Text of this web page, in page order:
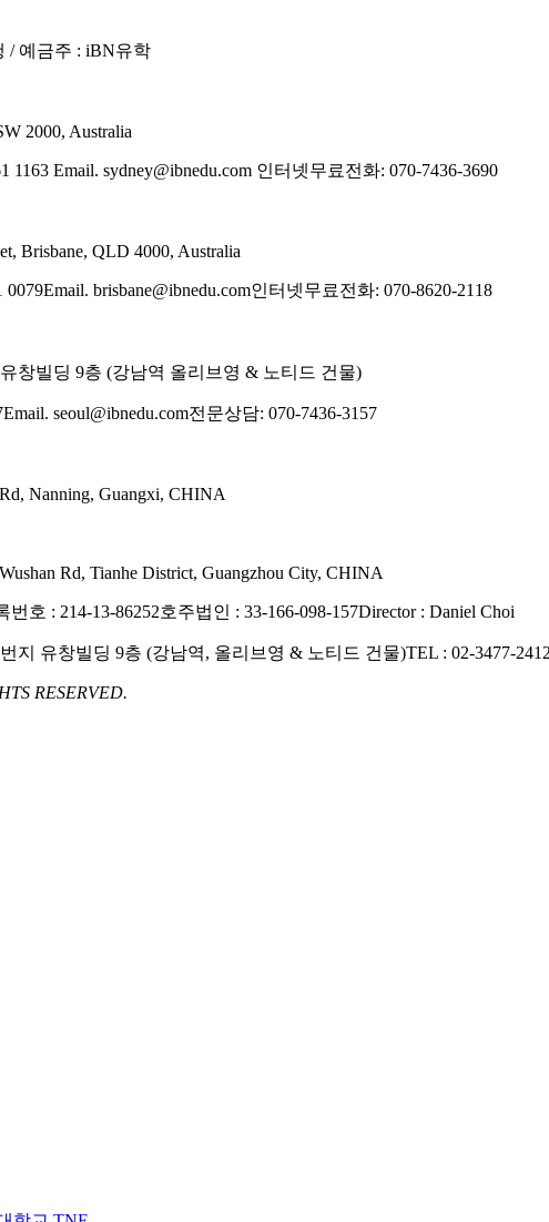
/ 예금주 : iBN유학
2000, Australia
1163 Email. sydney@ibnedu.com 인터넷무료전화: 070-7436-3690
Brisbane, QLD 4000, Australia
0079Email. brisbane@ibnedu.com인터넷무료전화: 070-8620-2118
창빌딩 9층 (강남역 올리브영 & 노티드 건물)
Email. seoul@ibnedu.com전문상담: 070-7436-3157
Nanning, Guangxi, CHINA
Rd, Tianhe District, Guangzhou City, CHINA
번호 : 214-13-86252호주법인 : 33-166-098-157Director : Daniel Choi
지 유창빌딩 9층 (강남역, 올리브영 & 노티드 건물)TEL : 02-3477-2412
RESERVED.